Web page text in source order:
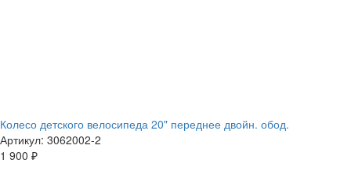
Колесо детского велосипеда 20" переднее двойн. обод.
Артикул: 3062002-2
1 900 ₽